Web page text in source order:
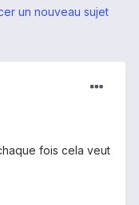
un nouveau sujet
fois cela veut